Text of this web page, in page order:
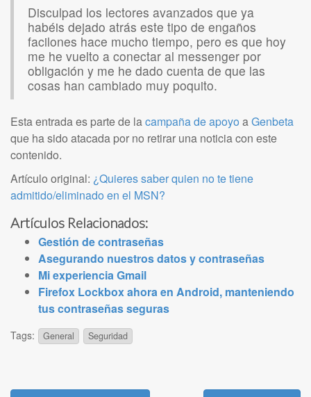
Disculpad los lectores avanzados que ya
habéis dejado atrás este tipo de engaños
facilones hace mucho tiempo, pero es que hoy
me he vuelto a conectar al messenger por
obligación y me he dado cuenta de que las
cosas han cambiado muy poquito.
Esta entrada es parte de lacampaña de apoyo aGenbeta
que ha sido atacada por no retirar una noticia con este
contenido.
Artículo original: ¿Quieres saber quien no te tiene
admitido/eliminado en el MSN?
Artículos Relacionados:
Gestión de contraseñas
Asegurando nuestros datos y contraseñas
Mi experiencia Gmail
Firefox Lockbox ahora en Android, manteniendo
tus contraseñas seguras
Tags: General Seguridad